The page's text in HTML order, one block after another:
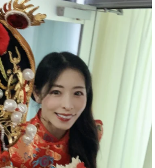
ッションプリンセス【公式】
4 8月
た
山旅 白浜町・三段壁洞窟」
様を言い合う
がりたい